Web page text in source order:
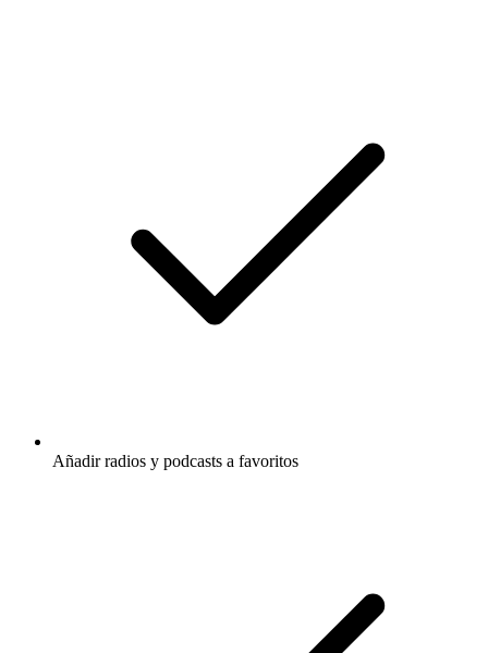
Añadir radios y podcasts a favoritos